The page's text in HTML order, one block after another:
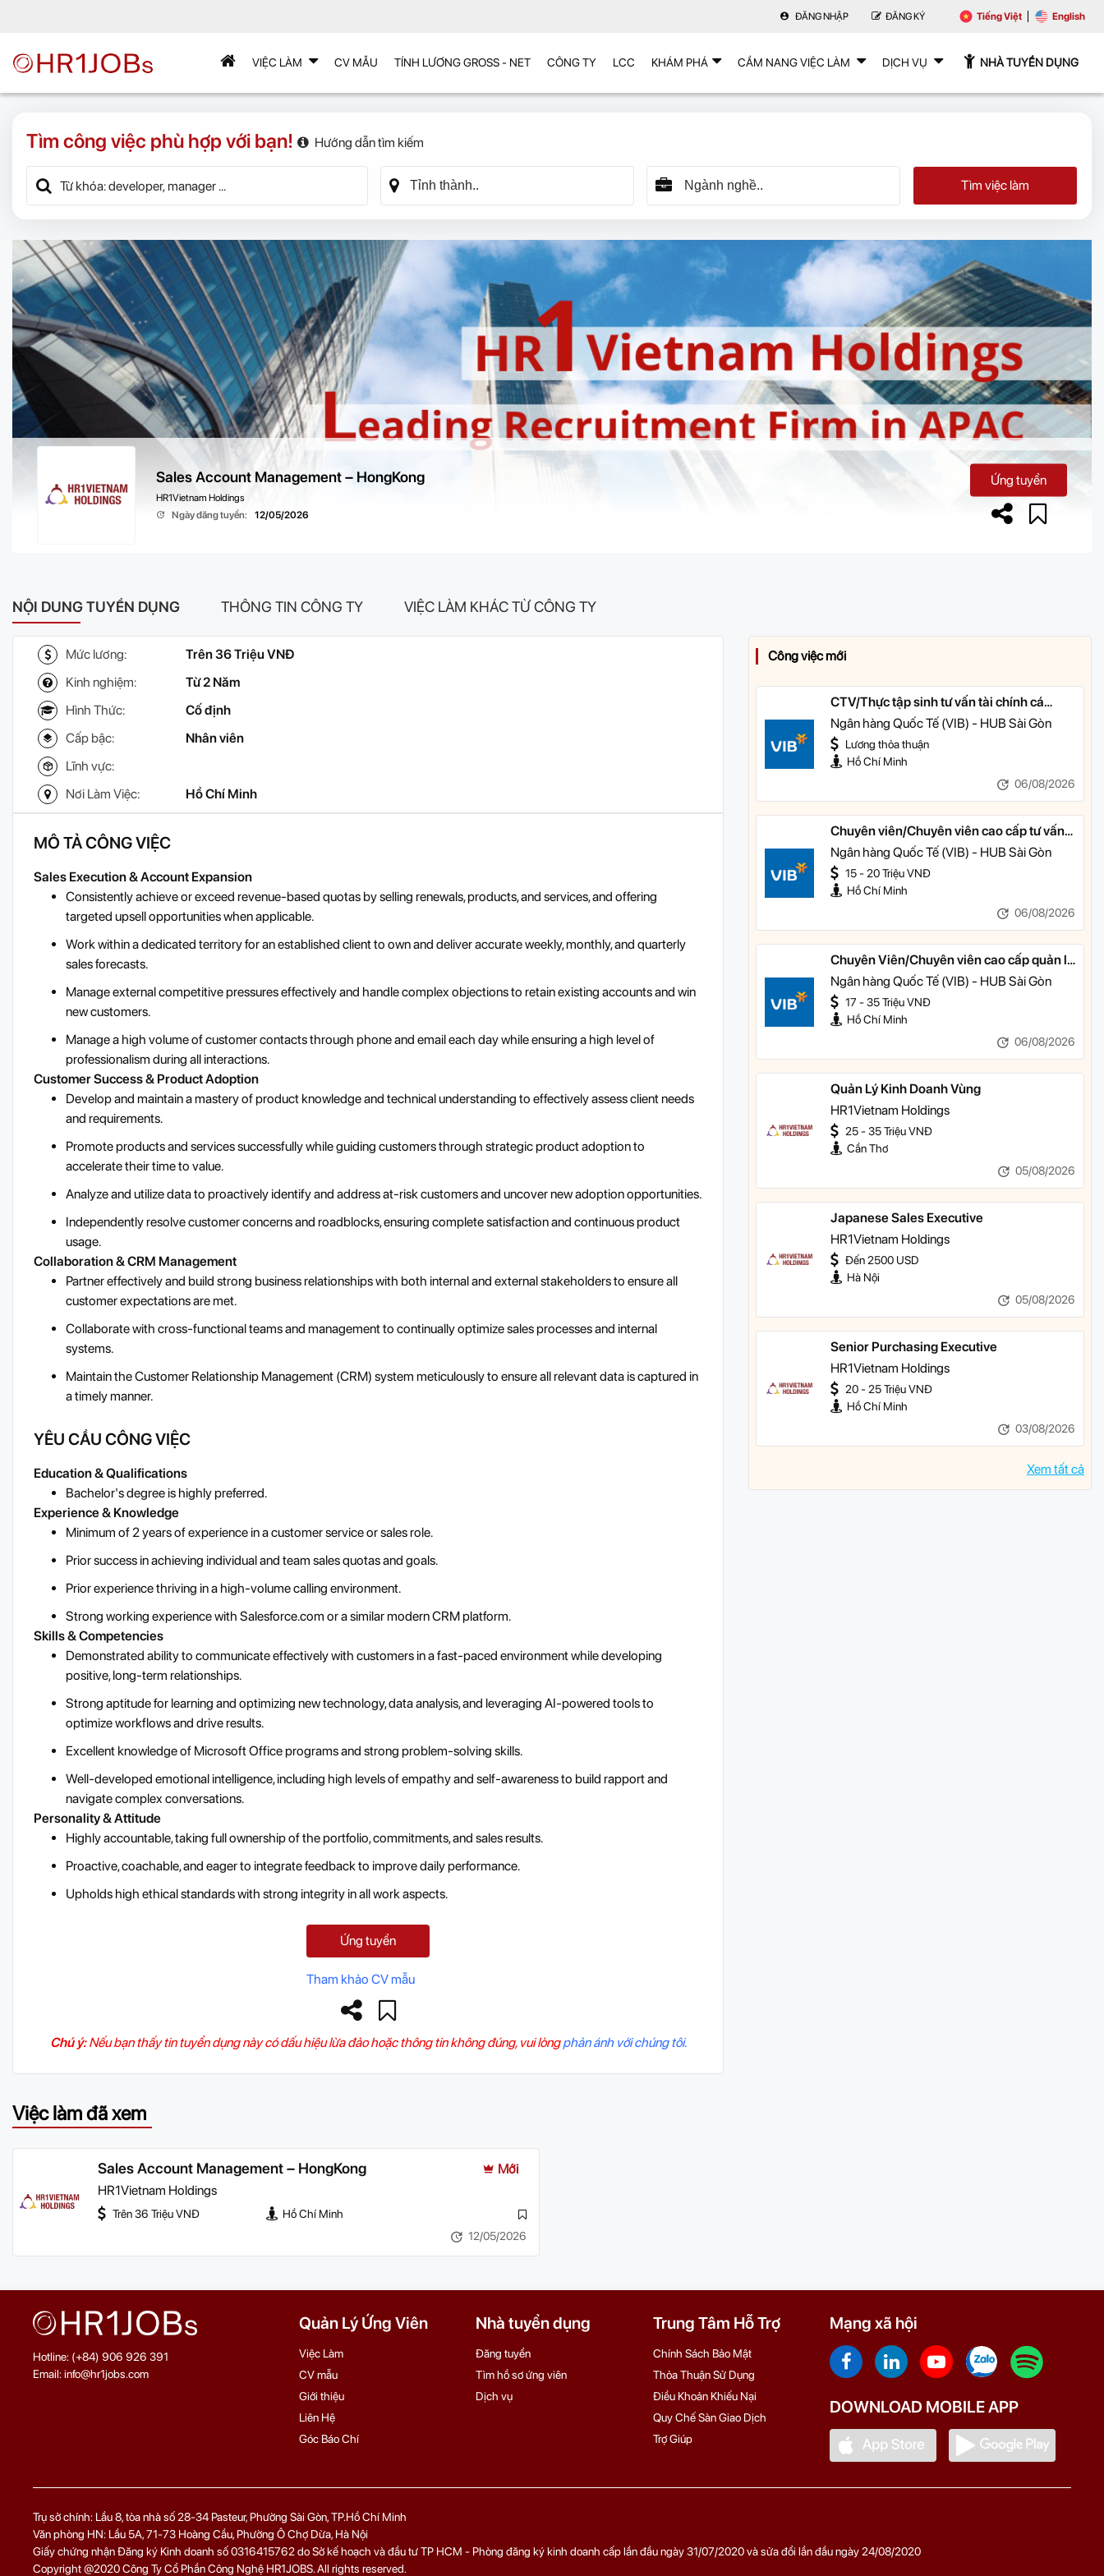
ĐĂNG NHẬP ĐĂNG KÝ Tiếng Việt English
VIỆC LÀM CV MẪU TÍNH LƯƠNG GROSS - NET CÔNG TY LCC KHÁM PHÁ CẨM NANG VIỆC LÀM DỊCH VỤ NHÀ TUYỂN DỤNG
Tìm công việc phù hợp với bạn! Hướng dẫn tìm kiếm
Tìm việc làm
Sales Account Management – HongKong
HR1Vietnam Holdings
Ngày đăng tuyển:
12/05/2026
Ứng tuyển
NỘI DUNG TUYỂN DỤNG THÔNG TIN CÔNG TY VIỆC LÀM KHÁC TỪ CÔNG TY
Mức lương:
Trên 36 Triệu VNĐ
Kinh nghiệm:
Từ 2 Năm
Hình Thức:
Cố định
Cấp bậc:
Nhân viên
Lĩnh vực:
Nơi Làm Việc:
Hồ Chí Minh
MÔ TẢ CÔNG VIỆC
Sales Execution & Account Expansion
Consistently achieve or exceed revenue-based quotas by selling renewals, products, and services, and offering
targeted upsell opportunities when applicable.
Work within a dedicated territory for an established client to own and deliver accurate weekly, monthly, and quarterly
sales forecasts.
Manage external competitive pressures effectively and handle complex objections to retain existing accounts and win
new customers.
Manage a high volume of customer contacts through phone and email each day while ensuring a high level of
professionalism during all interactions.
Customer Success & Product Adoption
Develop and maintain a mastery of product knowledge and technical understanding to effectively assess client needs
and requirements.
Promote products and services successfully while guiding customers through strategic product adoption to
accelerate their time to value.
Analyze and utilize data to proactively identify and address at-risk customers and uncover new adoption opportunities.
Independently resolve customer concerns and roadblocks, ensuring complete satisfaction and continuous product
usage.
Collaboration & CRM Management
Partner effectively and build strong business relationships with both internal and external stakeholders to ensure all
customer expectations are met.
Collaborate with cross-functional teams and management to continually optimize sales processes and internal
systems.
Maintain the Customer Relationship Management (CRM) system meticulously to ensure all relevant data is captured in
a timely manner.
YÊU CẦU CÔNG VIỆC
Education & Qualifications
Bachelor's degree is highly preferred.
Experience & Knowledge
Minimum of 2 years of experience in a customer service or sales role.
Prior success in achieving individual and team sales quotas and goals.
Prior experience thriving in a high-volume calling environment.
Strong working experience with Salesforce.com or a similar modern CRM platform.
Skills & Competencies
Demonstrated ability to communicate effectively with customers in a fast-paced environment while developing
positive, long-term relationships.
Strong aptitude for learning and optimizing new technology, data analysis, and leveraging AI-powered tools to
optimize workflows and drive results.
Excellent knowledge of Microsoft Office programs and strong problem-solving skills.
Well-developed emotional intelligence, including high levels of empathy and self-awareness to build rapport and
navigate complex conversations.
Personality & Attitude
Highly accountable, taking full ownership of the portfolio, commitments, and sales results.
Proactive, coachable, and eager to integrate feedback to improve daily performance.
Upholds high ethical standards with strong integrity in all work aspects.
Ứng tuyển
Tham khảo CV mẫu
Chú ý:Nếu bạn thấy tin tuyển dụng này có dấu hiệu lừa đảo hoặc thông tin không đúng, vui lòngphản ánh với chúng tôi.
Công việc mới
CTV/Thực tập sinh tư vấn tài chính cá
nhân
Ngân hàng Quốc Tế (VIB) - HUB Sài Gòn
Lương thỏa thuận
Hồ Chí Minh
06/08/2026
Chuyên viên/Chuyên viên cao cấp tư vấn
tài chính cá nhân
Ngân hàng Quốc Tế (VIB) - HUB Sài Gòn
15 - 20 Triệu VNĐ
Hồ Chí Minh
06/08/2026
Chuyên Viên/Chuyên viên cao cấp quản lý
khách hàng ưu tiên
Ngân hàng Quốc Tế (VIB) - HUB Sài Gòn
17 - 35 Triệu VNĐ
Hồ Chí Minh
06/08/2026
Quản Lý Kinh Doanh Vùng
HR1Vietnam Holdings
25 - 35 Triệu VNĐ
Cần Thơ
05/08/2026
Japanese Sales Executive
HR1Vietnam Holdings
Đến 2500 USD
Hà Nội
05/08/2026
Senior Purchasing Executive
HR1Vietnam Holdings
20 - 25 Triệu VNĐ
Hồ Chí Minh
03/08/2026
Xem tất cả
Việc làm đã xem
Sales Account Management – HongKong
Mới
HR1Vietnam Holdings
Trên 36 Triệu VNĐ
Hồ Chí Minh
12/05/2026
Hotline: (+84) 906 926 391
Email: info@hr1jobs.com
Quản Lý Ứng Viên
Việc Làm
CV mẫu
Giới thiệu
Liên Hệ
Góc Báo Chí
Nhà tuyển dụng
Đăng tuyển
Tìm hồ sơ ứng viên
Dịch vụ
Trung Tâm Hỗ Trợ
Chính Sách Bảo Mật
Thỏa Thuận Sử Dụng
Điều Khoản Khiếu Nại
Quy Chế Sàn Giao Dịch
Trợ Giúp
Mạng xã hội
DOWNLOAD MOBILE APP
Trụ sở chính: Lầu 8, tòa nhà số 28-34 Pasteur, Phường Sài Gòn, TP.Hồ Chí Minh
Văn phòng HN: Lầu 5A, 71‑73 Hoàng Cầu, Phường Ô Chợ Dừa, Hà Nội
Giấy chứng nhận Đăng ký Kinh doanh số 0316415762 do Sở kế hoạch và đầu tư TP HCM - Phòng đăng ký kinh doanh cấp lần đầu ngày 31/07/2020 và sửa đổi lần đầu ngày 24/08/2020
Copyright @2020 Công Ty Cổ Phần Công Nghệ HR1JOBS. All rights reserved.